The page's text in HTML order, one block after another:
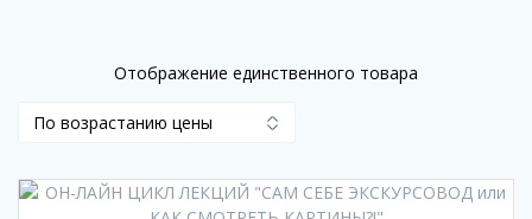
Отображение единственного товара